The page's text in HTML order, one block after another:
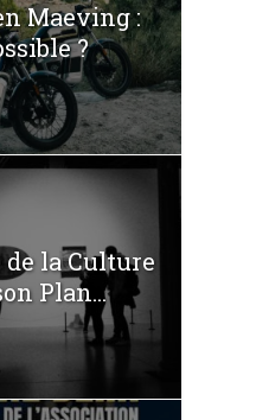
Maeving :
?
la Culture
Plan...